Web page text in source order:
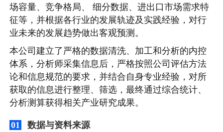
场容量、竞争格局、 细分数据、进出口市场需求特
征等，并根据各行业的发展轨迹及实践经验，对行
业未来的发展趋势做出客观预测。
本公司建立了严格的数据清洗、加工和分析的内控
体系，分析师采集信息后，严格按照公司评估方法
论和信息规范的要求，并结合自身专业经验，对所
获取的信息进行整理、筛选，最终通过综合统计、
分析测算获得相关产业研究成果。
01 数据与资料来源